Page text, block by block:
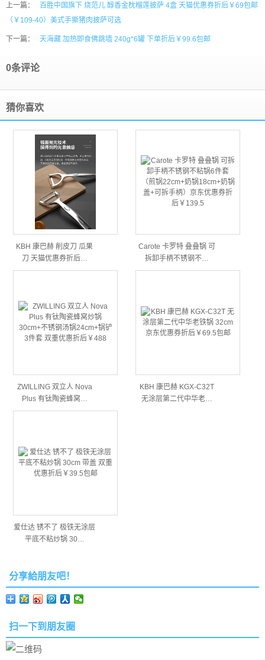
上一篇：
百胜中国旗下 烧范儿 醇香金枕榴莲披萨 4盒 天猫优惠券折后￥69包邮
（￥109-40）美式手撕猪肉披萨可选
下一篇： 天海藏 加热即食佛跳墙 240g*6罐 下单折后￥99.6包邮
0条评论
猜你喜欢
KBH 康巴赫 削皮刀 瓜果
刀 天猫优惠券折后…
Carote 卡罗特 叠叠锅 可
拆卸手柄不锈钢不…
ZWILLING 双立人 Nova
Plus 有钛陶瓷蜂窝…
KBH 康巴赫 KGX-C32T
无涂层第二代中华老…
爱仕达 锈不了 极铁无涂层
平底不粘炒锅 30…
分享給朋友吧！
扫一下到朋友圈